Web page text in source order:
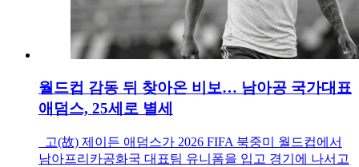
월드컵 감동 뒤 찾아온 비보… 남아공 국가대표
애덤스, 25세로 별세
고(故) 제이든 애덤스가 2026 FIFA 북중미 월드컵에서
남아프리카공화국 대표팀 유니폼을 입고 경기에 나서고